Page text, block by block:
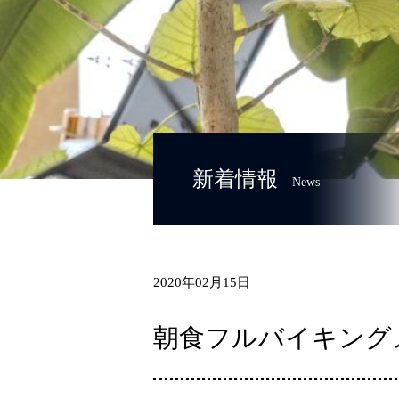
新着情報 News
2020年02月15日
朝食フルバイキン